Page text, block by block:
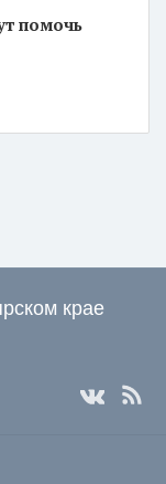
помочь
крае